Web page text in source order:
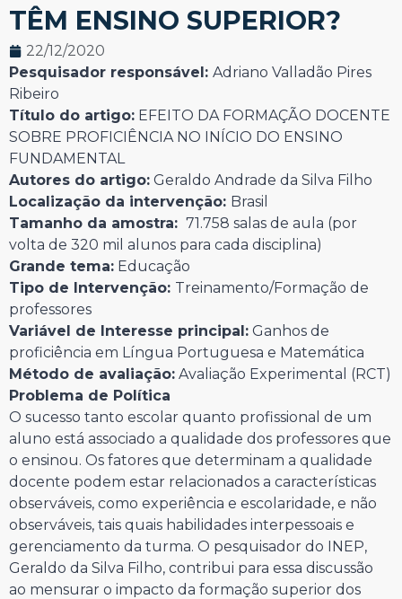
TÊM ENSINO SUPERIOR?
22/12/2020
Pesquisador responsável: Adriano Valladão Pires
Ribeiro
Título do artigo: EFEITO DA FORMAÇÃO DOCENTE
SOBRE PROFICIÊNCIA NO INÍCIO DO ENSINO
FUNDAMENTAL
Autores do artigo: Geraldo Andrade da Silva Filho
Localização da intervenção: Brasil
Tamanho da amostra: 71.758 salas de aula (por
volta de 320 mil alunos para cada disciplina)
Grande tema: Educação
Tipo de Intervenção: Treinamento/Formação de
professores
Variável de Interesse principal: Ganhos de
proficiência em Língua Portuguesa e Matemática
Método de avaliação: Avaliação Experimental (RCT)
Problema de Política
O sucesso tanto escolar quanto profissional de um
aluno está associado a qualidade dos professores que
o ensinou. Os fatores que determinam a qualidade
docente podem estar relacionados a características
observáveis, como experiência e escolaridade, e não
observáveis, tais quais habilidades interpessoais e
gerenciamento da turma. O pesquisador do INEP,
Geraldo da Silva Filho, contribui para essa discussão
ao mensurar o impacto da formação superior dos